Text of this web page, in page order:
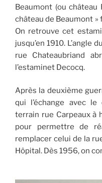
Beaumont (ou château
château de Beaumont »
On retrouve cet
jusqu’en 1910. L’angle
rue Chateaubriand
l’estaminet Decocq.
Après la deuxième
qui l’échange avec
terrain rue Carpeaux à
pour permettre de
remplacer celui de la
Hôpital. Dès 1956, on